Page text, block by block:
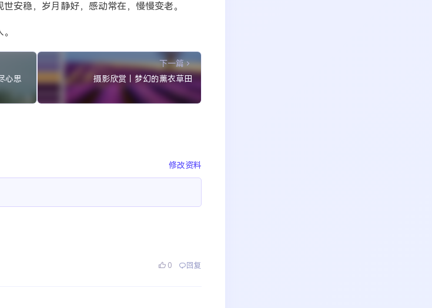
安稳，岁月静好，感动常在，慢慢变老。
心思
下一篇
摄影欣赏丨梦幻的薰衣草田
修改资料
0 回复